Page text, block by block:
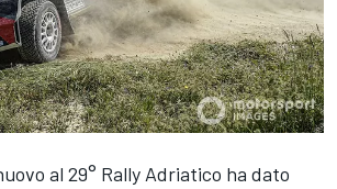
al 29° Rally Adriatico ha dato